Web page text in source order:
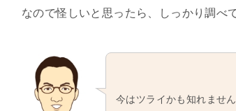
なので怪しいと思ったら、しっかり調べ
今はツライかも知れませ